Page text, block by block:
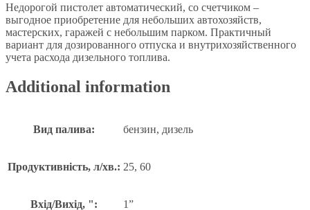
Недорогой пистолет автоматический, со счетчиком –
выгодное приобретение для небольших автохозяйств,
мастерских, гаражей с небольшим парком. Практичный
вариант для дозированного отпуска и внутрихозяйственного
учета расхода дизельного топлива.
Additional information
Вид палива: бензин, дизель
Продуктивність, л/хв.: 25, 60
Вхід/Вихід, ": 1”